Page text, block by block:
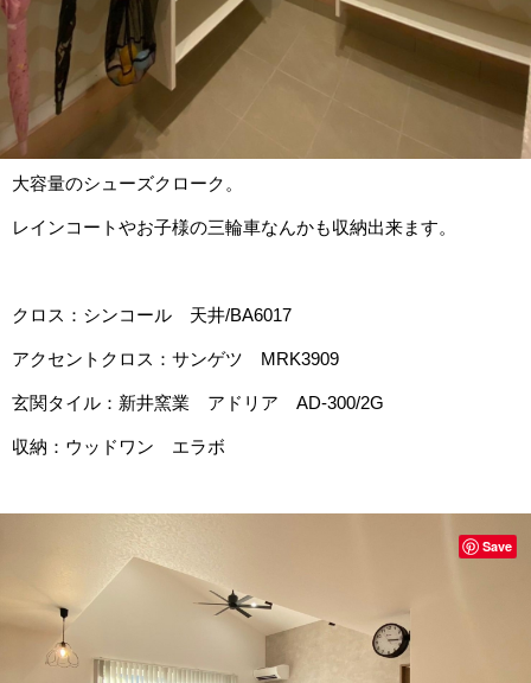
大容量のシューズクローク。
レインコートやお子様の三輪車なんかも収納出来ます。
クロス：シンコール 天井/BA6017
アクセントクロス：サンゲツ MRK3909
玄関タイル：新井窯業 アドリア AD-300/2G
収納：ウッドワン エラボ
Save